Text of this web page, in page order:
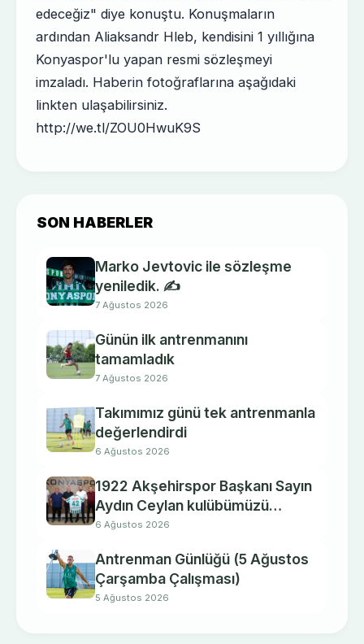
edeceğiz" diye konuştu. Konuşmaların
ardından Aliaksandr Hleb, kendisini 1 yıllığına
Konyaspor'lu yapan resmi sözleşmeyi
imzaladı. Haberin fotoğraflarına aşağıdaki
linkten ulaşabilirsiniz.
http://we.tl/ZOU0HwuK9S
SON HABERLER
Marko Jevtovic ile sözleşme
yeniledik. ✍️
7 Ağustos 2026
Günün ilk antrenmanını
tamamladık
7 Ağustos 2026
Takımımız günü tek antrenmanla
değerlendirdi
6 Ağustos 2026
1922 Akşehirspor Başkanı Sayın
Aydın Ceylan kulübümüzü
ziyaret etti.
6 Ağustos 2026
Antrenman Günlüğü (5 Ağustos
Çarşamba Çalışması)
5 Ağustos 2026